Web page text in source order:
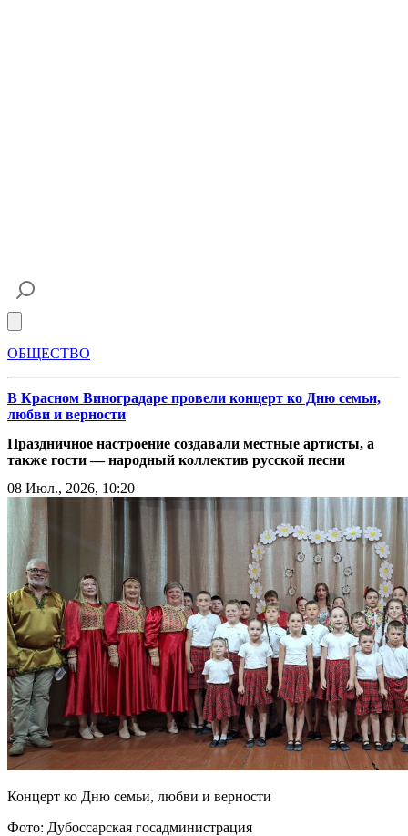
ОБЩЕСТВО
В Красном Виноградаре провели концерт ко Дню семьи,
любви и верности
Праздничное настроение создавали местные артисты, а
также гости — народный коллектив русской песни
08 Июл., 2026, 10:20
Концерт ко Дню семьи, любви и верности
Фото: Дубоссарская госадминистрация